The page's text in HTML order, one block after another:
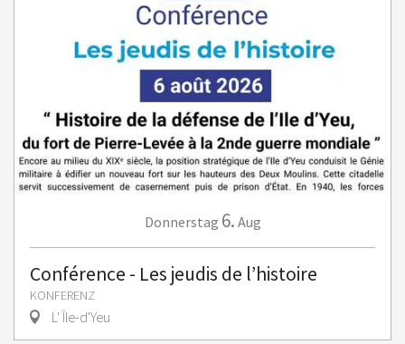
Donnerstag 6. Aug
Conférence - Les jeudis de l’histoire
KONFERENZ
L' Île-d'Yeu